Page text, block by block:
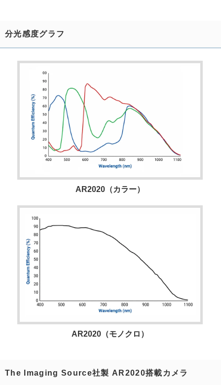
分光感度グラフ
AR2020（カラー）
AR2020（モノクロ）
The Imaging Source社製 AR2020搭載カメラ